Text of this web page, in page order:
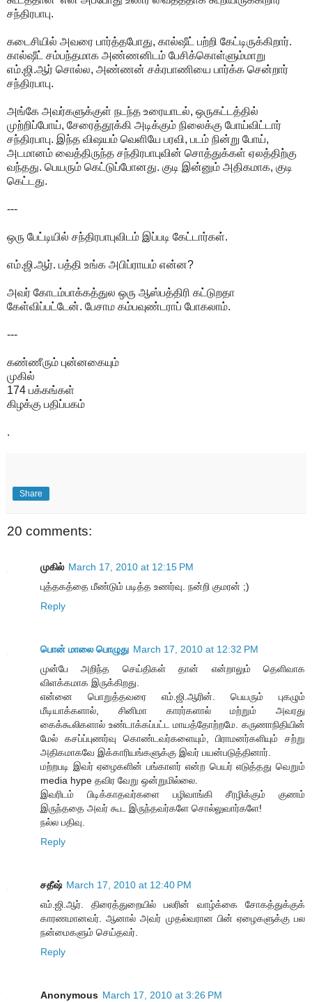
சந்திரபாபு.
கடைசியில் அவரை பார்த்தபோது, கால்ஷீட் பற்றி கேட்டிருக்கிறார்.
கால்ஷீட் சம்பந்தமாக அண்ணனிடம் பேசிக்கொள்ளும்மாறு
எம்.ஜி.ஆர் சொல்ல, அண்ணன் சக்ரபாணியை பார்க்க சென்றார்
சந்திரபாபு.
அங்கே அவர்களுக்குள் நடந்த உரையாடல், ஒருகட்டத்தில்
முற்றிப்போய், சேரைத்தூக்கி அடிக்கும் நிலைக்கு போய்விட்டார்
சந்திரபாபு. இந்த விஷயம் வெளியே பரவி, படம் நின்று போய்,
அடமானம் வைத்திருந்த சந்திரபாபுவின் சொத்துக்கள் ஏலத்திற்கு
வந்தது. பெயரும் கெட்டுப்போனது. குடி இன்னும் அதிகமாக, குடி
கெட்டது.
---
ஒரு பேட்டியில் சந்திரபாபுவிடம் இப்படி கேட்டார்கள்.
எம்.ஜி.ஆர். பத்தி உங்க அபிப்ராயம் என்ன?
அவர் கோடம்பாக்கத்துல ஒரு ஆஸ்பத்திரி கட்டுறதா
கேள்விப்பட்டேன். பேசாம கம்பவுண்டராப் போகலாம்.
---
கண்ணீரும் புன்னகையும்
முகில்
174 பக்கங்கள்
கிழக்கு பதிப்பகம்
.
Share
20 comments:
முகில் March 17, 2010 at 12:15 PM
புத்தகத்தை மீண்டும் படித்த உணர்வு. நன்றி குமரன் ;)
Reply
பொன் மாலை பொழுது March 17, 2010 at 12:32 PM
முன்பே அறிந்த செய்திகள் தான் என்றாலும் தெளிவாக
விளக்கமாக இருக்கிறது.
என்னை பொறுத்தவரை எம்.ஜி.ஆரின். பெயரும் புகழும்
மீடியாக்களால், சினிமா காரர்களால் மற்றும் அவரது
கைக்கூலிகளால் உண்டாக்கப்பட்ட மாயத்தோற்றமே. கருணாநிதியின்
மேல் கசப்ப்புணர்வு கொண்டவர்களையும், பிராமனர்களியும் சற்று
அதிகமாகவே இக்காரியங்களுக்கு இவர் பயன்படுத்தினார்.
மற்றபடி இவர் ஏழைகளின் பங்காளர் என்ற பெயர் எடுத்தது வெறும்
media hype தவிர வேறு ஒன்றுமில்லை.
இவரிடம் பிடிக்காதவர்களை பழிவாங்கி சீரழிக்கும் குணம்
இருந்ததை அவர் கூட இருந்தவர்களே சொல்லுவார்களே!
நல்ல பதிவு.
Reply
சதீஷ் March 17, 2010 at 12:40 PM
எம்.ஜி.ஆர். திரைத்துறையில் பலரின் வாழ்க்கை சோகத்துக்குக்
காரணமானவர். ஆனால் அவர் முதல்வரான பின் ஏழைகளுக்கு பல
நன்மைகளும் செய்தவர்.
Reply
Anonymous March 17, 2010 at 3:26 PM